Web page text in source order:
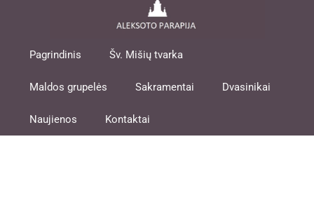
Pagrindinis Šv. Mišių tvarka
Maldos grupelės Sakramentai Dvasinikai
Naujienos Kontaktai